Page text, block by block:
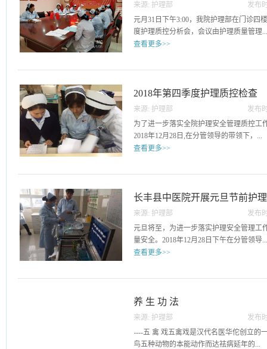
来源: 护理部
发布
01
元月31日下午3:00，我院护理部在门诊四
度护理质控分析会，会议由护理质量管理
原因；并传达了关于调整护理质量管理委
订的护理质量管理制度及质量考核标准
求。
查看更多>>
2018年第四季度护理质控检查
来源: 护理部
发布
08
为了进一步落实全院护理安全管理质控工
2018年12月28日,在分管领导的带领下，...
理质控检查，不断提高了全院护理人员对
为今后护理工作提供了有力的保障。
查看更多>>
长丰县中医院开展元旦节前护
来源: 护理部
发布
29
元旦将至，为进一步落实护理安全管理工
量安全。2018年12月28日下午在分管领导
病区安全、患者安全四部分。此次专项检
室存在问题均已现场指出并详细记录，
效果，为元旦假期的护理安全提供了有力
查看更多>>
养 生 功 法
来源: 护理部
发布
28
----五 禽 戏五禽戏是汉代名医华佗创立的
鸟五种动物的本能动作而达祛病延年的...